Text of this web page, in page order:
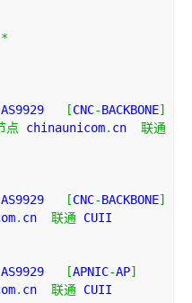
*
AS9929 [CNC-BACKBONE]
点 chinaunicom. cn 联通
AS9929
[CNC-BACKBONE]
. cn 联通 CUII
AS9929
[APNIC-AP]
. cn 联通 CUII